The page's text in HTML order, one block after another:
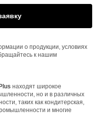
о продукции, условиях
к нашим
находят широкое
но и в различных
таких как кондитерская,
и многие